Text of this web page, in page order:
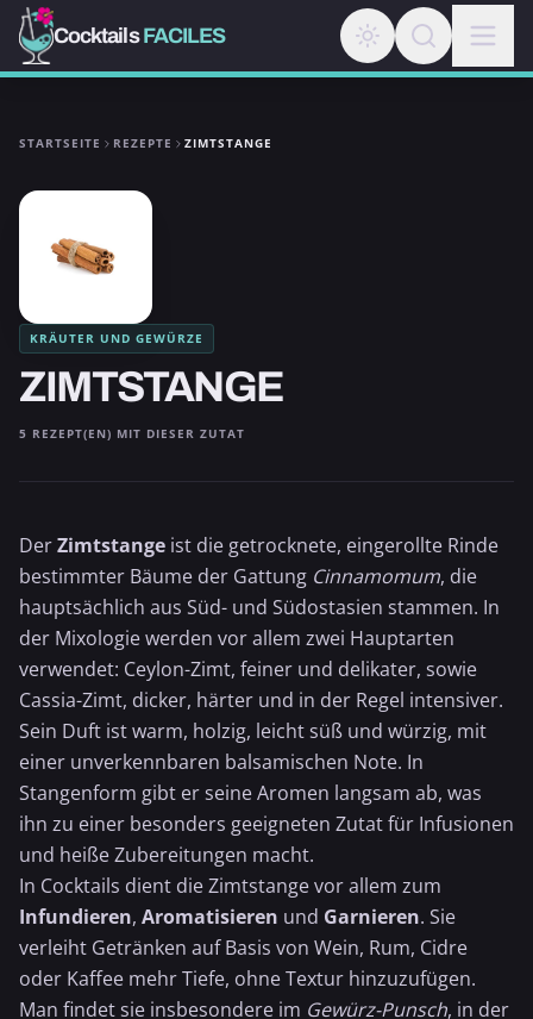
CocktailsFACILES
STARTSEITE REZEPTE ZIMTSTANGE
KRÄUTER UND GEWÜRZE
ZIMTSTANGE
5 REZEPT(EN) MIT DIESER ZUTAT
DerZimtstange ist die getrocknete, eingerollte Rinde
bestimmter Bäume der Gattung Cinnamomum, die
hauptsächlich aus Süd- und Südostasien stammen. In
der Mixologie werden vor allem zwei Hauptarten
verwendet: Ceylon-Zimt, feiner und delikater, sowie
Cassia-Zimt, dicker, härter und in der Regel intensiver.
Sein Duft ist warm, holzig, leicht süß und würzig, mit
einer unverkennbaren balsamischen Note. In
Stangenform gibt er seine Aromen langsam ab, was
ihn zu einer besonders geeigneten Zutat für Infusionen
und heiße Zubereitungen macht.
In Cocktails dient die Zimtstange vor allem zum
Infundieren, Aromatisieren und Garnieren. Sie
verleiht Getränken auf Basis von Wein, Rum, Cidre
oder Kaffee mehr Tiefe, ohne Textur hinzuzufügen.
Man findet sie insbesondere im Gewürz-Punsch, in der